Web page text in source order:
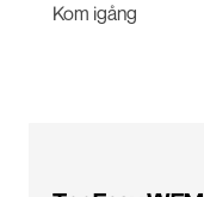
Kom igång